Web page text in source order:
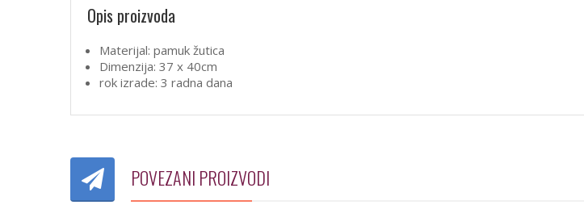
Opis proizvoda
Materijal: pamuk žutica
Dimenzija: 37 x 40cm
rok izrade: 3 radna dana
POVEZANI PROIZVODI